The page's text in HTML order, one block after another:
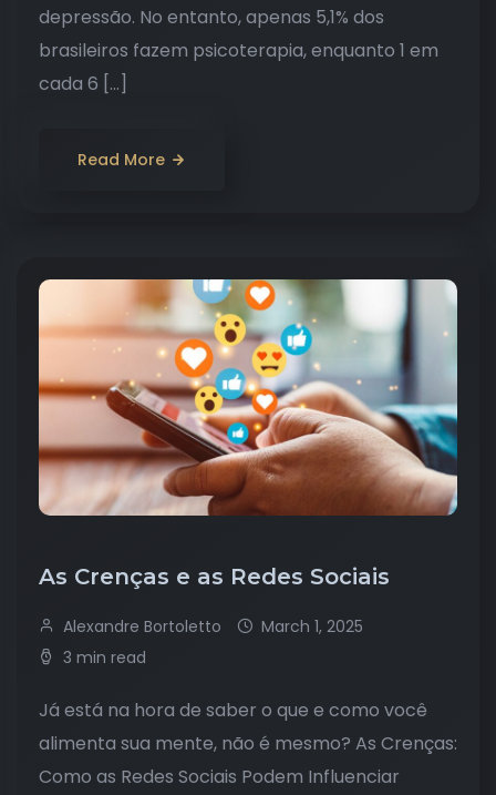
depressão. No entanto, apenas 5,1% dos
brasileiros fazem psicoterapia, enquanto 1 em
cada 6 […]
Read More
As Crenças e as Redes Sociais
Alexandre Bortoletto
March 1, 2025
3 min read
Já está na hora de saber o que e como você
alimenta sua mente, não é mesmo? As Crenças:
Como as Redes Sociais Podem Influenciar